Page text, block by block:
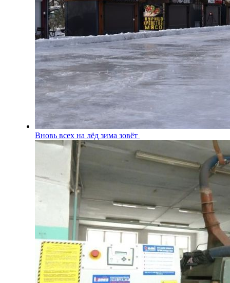
Вновь всех на лёд зима зовёт